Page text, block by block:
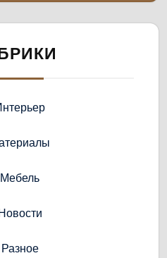
Мебель
Разное